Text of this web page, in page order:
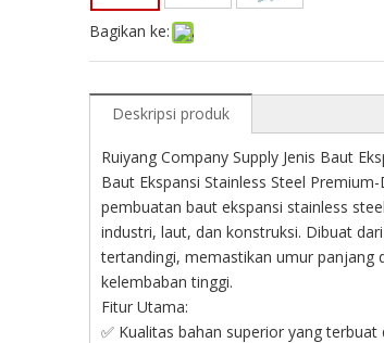
Bagikan ke:
Deskripsi produk
Ruiyang Company Supply Jenis Baut
Baut Ekspansi Stainless Steel
pembuatan baut ekspansi stainless
industri, laut, dan konstruksi. Dibuat
tertandingi, memastikan umur panjang
kelembaban tinggi.
Fitur Utama:
✅ Kualitas bahan superior yang